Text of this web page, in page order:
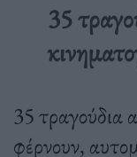
35
35 τραγούδια
φέρνουν,